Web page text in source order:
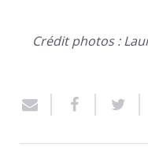
Crédit photos :